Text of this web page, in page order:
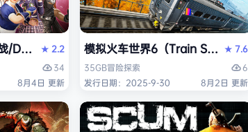
/DEAD OR ALIVE 6 Last Round》免安装中文版
★ 2.2
34
8月4日 更新
模拟火车世界6（Train Sim ★7.6
35GB冒险探索
6
发行日期：2025-9-30
8月2日 更新